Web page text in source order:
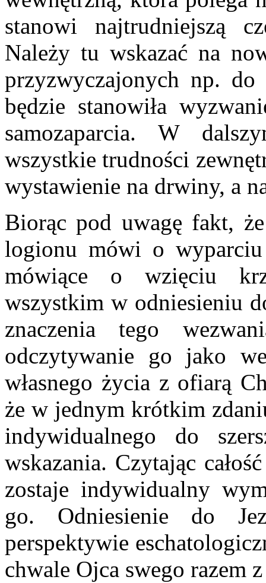
stanowi najtrudniejszą
Należy tu wskazać na
przyzwyczajonych np. do
będzie stanowiła
samozaparcia. W
wszystkie trudności
wystawienie na drwiny, a
Biorąc pod uwagę fakt,
logionu mówi o wyparciu
mówiące o wzięciu
wszystkim w odniesieniu
znaczenia tego
odczytywanie go jako
własnego życia z ofiarą
że w jednym krótkim
indywidualnego do
wskazania. Czytając
zostaje indywidualny
go. Odniesienie do
perspektywie
chwale Ojca swego razem